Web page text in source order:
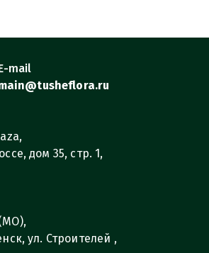
mail
дом 35, стр. 1,
ул. Строителей ,